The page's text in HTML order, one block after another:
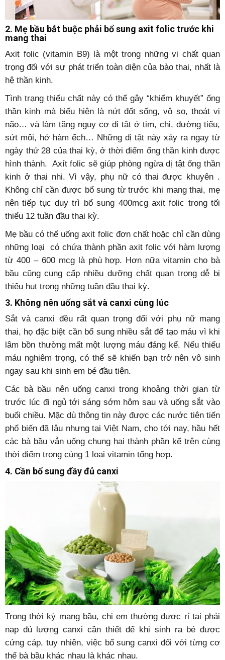
2. Mẹ bầu bắt buộc phải bổ sung axit folic trước khi
mang thai
Axit folic (vitamin B9) là một trong những vi chất quan
trọng đối với sự phát triển toàn diện của bào thai, nhất là
hệ thần kinh.
Tình trạng thiếu chất này có thể gây “khiếm khuyết” ống
thần kinh mà biểu hiện là nứt đốt sống, vô sọ, thoát vị
não… và làm tăng nguy cơ dị tật ở tim, chi, đường tiểu,
sứt môi, hở hàm ếch… Những dị tật này xảy ra ngay từ
ngày thứ 28 của thai kỳ, ở thời điểm ống thần kinh được
hình thành. Axít folic sẽ giúp phòng ngừa dị tật ống thần
kinh ở thai nhi. Vì vậy, phụ nữ có thai được khuyên .
Không chỉ cần được bổ sung từ trước khi mang thai, mẹ
nên tiếp tục duy trì bổ sung 400mcg axit folic trong tối
thiểu 12 tuần đầu thai kỳ.
Mẹ bầu có thể uống axit folic đơn chất hoặc chỉ cần dùng
những loại có chứa thành phần axit folic với hàm lượng
từ 400 – 600 mcg là phù hợp. Hơn nữa vitamin cho bà
bầu cũng cung cấp nhiều dưỡng chất quan trọng dễ bị
thiếu hụt trong những tuần đầu thai kỳ.
3. Không nên uống sắt và canxi cùng lúc
Sắt và canxi đều rất quan trọng đối với phụ nữ mang
thai, họ đặc biệt cần bổ sung nhiều sắt để tạo máu vì khi
lâm bồn thường mất một lượng máu đáng kể. Nếu thiếu
máu nghiêm trọng, có thể sẽ khiến bạn trở nên vô sinh
ngay sau khi sinh em bé đầu tiên.
Các bà bầu nên uống canxi trong khoảng thời gian từ
trước lúc đi ngủ tới sáng sớm hôm sau và uống sắt vào
buổi chiều. Mặc dù thông tin này được các nước tiên tiến
phổ biến đã lâu nhưng tại Việt Nam, cho tới nay, hầu hết
các bà bầu vẫn uống chung hai thành phần kể trên cùng
thời điểm trong cùng 1 loại vitamin tổng hợp.
4. Cần bổ sung đầy đủ canxi
Trong thời kỳ mang bầu, chị em thường được rỉ tai phải
nạp đủ lượng canxi cần thiết để khi sinh ra bé được
cứng cáp, tuy nhiên, việc bổ sung canxi đối với từng cơ
thể bà bầu khác nhau là khác nhau.